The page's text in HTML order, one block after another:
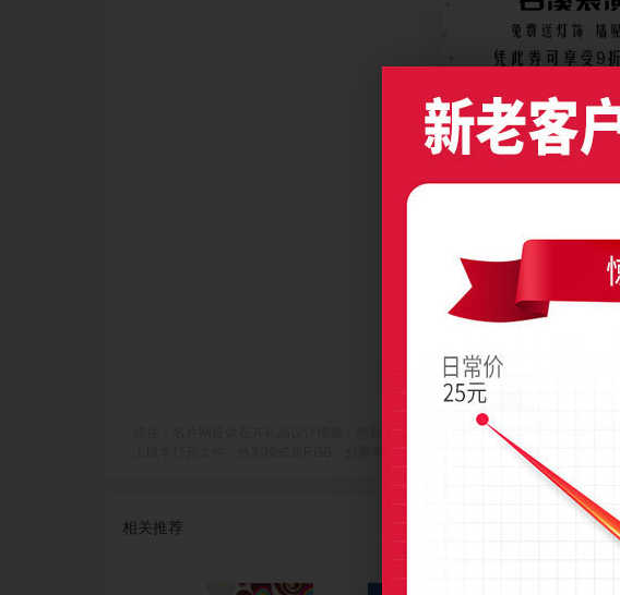
描述：名片网提供花卉礼品设计模板，您当前访问作品主题是斑斓糖果色气泡装
上版本打开文件，色彩模式是RGB，分辨率是300dpi(像素/英寸)，成品尺寸是
相关推荐